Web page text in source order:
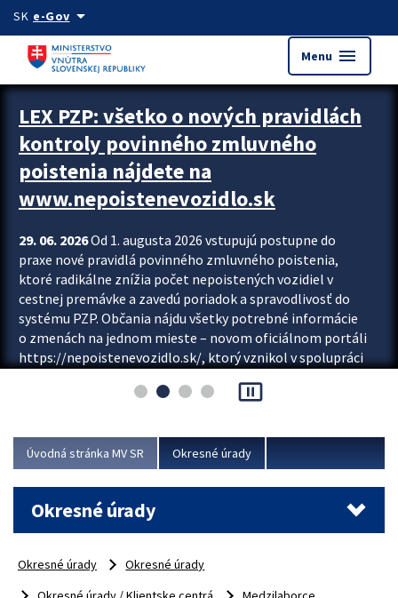
Preskocit na hlavný obsah
SK e-Govarrow_drop_down
Menu menu
Zastavit automatický posun upútavok
LEX PZP: všetko o nových pravidlách
kontroly povinného zmluvného
poistenia nájdete na
www.nepoistenevozidlo.sk
29. 06. 2026Od 1. augusta 2026 vstupujú postupne do
praxe nové pravidlá povinného zmluvného poistenia,
ktoré radikálne znížia počet nepoistených vozidiel v
cestnej premávke a zavedú poriadok a spravodlivosť do
systému PZP. Občania nájdu všetky potrebné informácie
o zmenách na jednom mieste – novom oficiálnom portáli
https://nepoistenevozidlo.sk/, ktorý vznikol v spolupráci
asociácie poisťovní (SLASPO) a Ministerstva vnútra SR.
Viac
pause_presentation
Úvodná stránka MV SR Okresné úrady
Okresné úrady
Okresné úrady
Okresné úrady